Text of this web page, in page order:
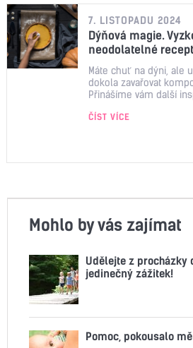
7. LISTOPADU 2024
Dýňová magie.
neodolatelné
Máte chuť na dýni, ale
dokola zavařovat
Přinášíme vám další
ČÍST VÍCE
Mohlo by vás zajímat
Udělejte z procházky
jedinečný zážitek!
Pomoc, pokousalo